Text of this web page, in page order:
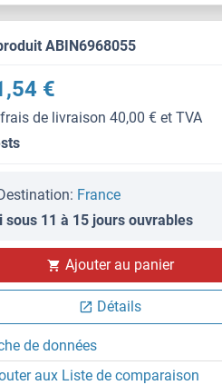
ABIN6968055
€
de livraison 40,00 € et TVA
France
sous 11 à 15 jours ouvrables
Ajouter au panier
Détails
de données
aux Liste de comparaison